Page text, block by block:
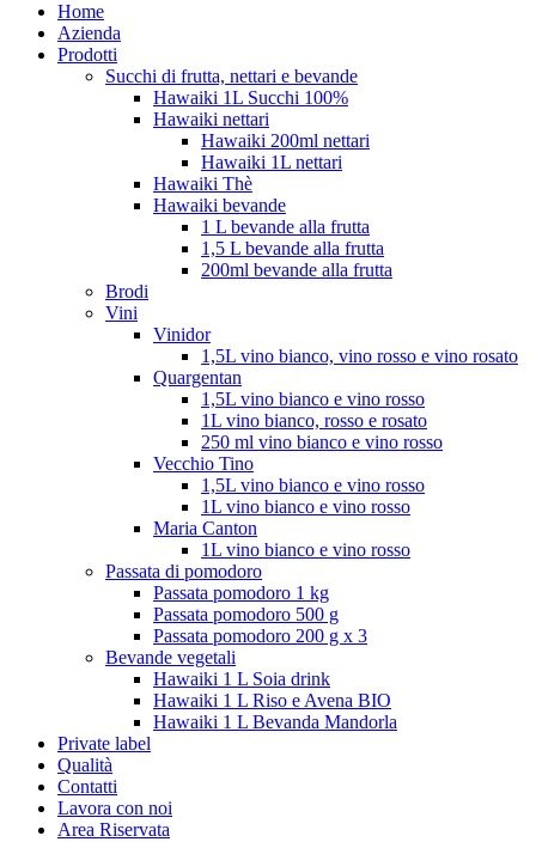
Home
Azienda
Prodotti
Succhi di frutta, nettari e bevande
Hawaiki 1L Succhi 100%
Hawaiki nettari
Hawaiki 200ml nettari
Hawaiki 1L nettari
Hawaiki Thè
Hawaiki bevande
1 L bevande alla frutta
1,5 L bevande alla frutta
200ml bevande alla frutta
Brodi
Vini
Vinidor
1,5L vino bianco, vino rosso e vino rosato
Quargentan
1,5L vino bianco e vino rosso
1L vino bianco, rosso e rosato
250 ml vino bianco e vino rosso
Vecchio Tino
1,5L vino bianco e vino rosso
1L vino bianco e vino rosso
Maria Canton
1L vino bianco e vino rosso
Passata di pomodoro
Passata pomodoro 1 kg
Passata pomodoro 500 g
Passata pomodoro 200 g x 3
Bevande vegetali
Hawaiki 1 L Soia drink
Hawaiki 1 L Riso e Avena BIO
Hawaiki 1 L Bevanda Mandorla
Private label
Qualità
Contatti
Lavora con noi
Area Riservata